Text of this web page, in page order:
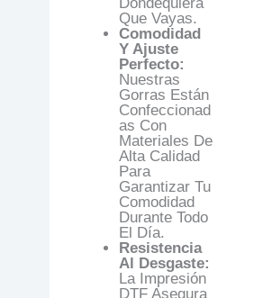
Dondequiera
Que Vayas.
Comodidad
Y Ajuste
Perfecto:
Nuestras
Gorras Están
Confeccionad
As Con
Materiales De
Alta Calidad
Para
Garantizar Tu
Comodidad
Durante Todo
El Día.
Resistencia
Al Desgaste:
La Impresión
DTF Asegura